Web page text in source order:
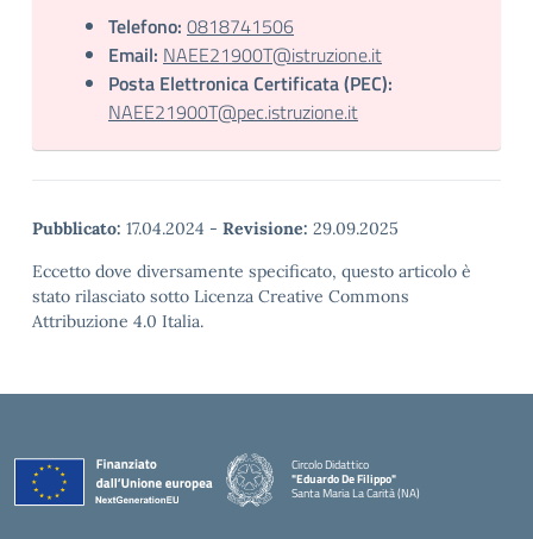
Telefono: 0818741506
Email: NAEE21900T@istruzione.it
Posta Elettronica Certificata (PEC):
NAEE21900T@pec.istruzione.it
Pubblicato: 17.04.2024 - Revisione: 29.09.2025
Eccetto dove diversamente specificato, questo articolo è
stato rilasciato sotto Licenza Creative Commons
Attribuzione 4.0 Italia.
Circolo Didattico
"Eduardo De Filippo"
Santa Maria La Carità (NA)